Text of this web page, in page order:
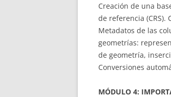
Creación de una
de referencia
Metadatos de las
geometrías:
de geometría,
Conversiones
MÓDULO 4: